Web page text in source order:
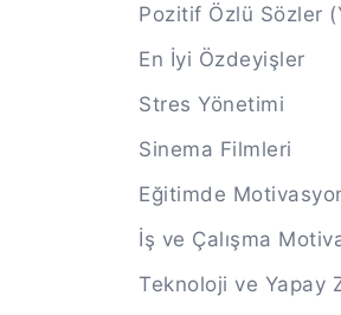
Pozitif Özlü Sözler
En İyi Özdeyişler
Stres Yönetimi
Sinema Filmleri
Eğitimde
İş ve Çalışma
Teknoloji ve Yapay